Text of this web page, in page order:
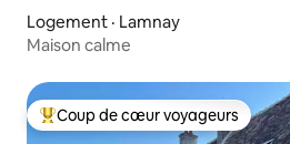
Logement · Lamnay
Maison calme
Coup de cœur voyageurs parmi
Coup de cœur voyageurs